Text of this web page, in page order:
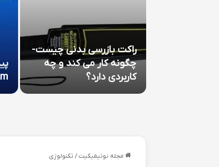
راکت بازرسی بدنی چیست-
چگونه کار می کند و چه
کاربردی دارد؟
مجله نوتیفیکیت / تکنولوژی